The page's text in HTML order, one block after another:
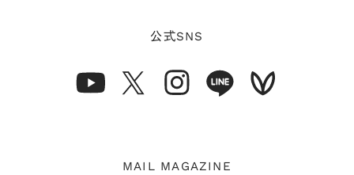
公式SNS
MAIL MAGAZINE